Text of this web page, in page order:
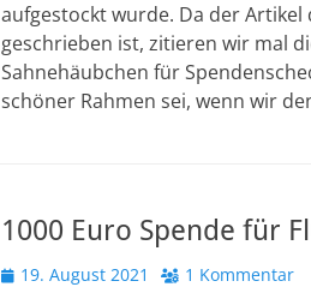
aufgestockt wurde. Da der
geschrieben ist, zitieren wir mal
Sahnehäubchen für
schöner Rahmen sei, wenn wir
1000 Euro Spende für
Veröffentlicht
19. August 2021 1 Kommentar